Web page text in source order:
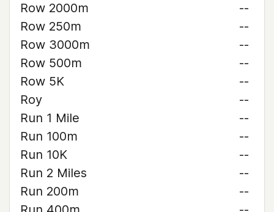
Row 2000m
--
Row 250m
--
Row 3000m
--
Row 500m
--
Row 5K
--
Roy
--
Run 1 Mile
--
Run 100m
--
Run 10K
--
Run 2 Miles
--
Run 200m
--